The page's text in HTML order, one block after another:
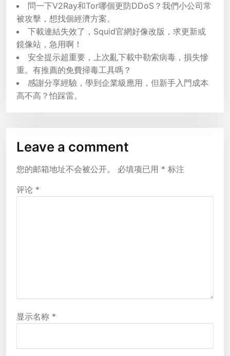
問一下V2Ray和Tor哪個更防DDoS？我們小公司常
被攻擊，想找個經濟方案。
下載連結失效了，Squid官網好像改版，求更新或
鏡像站，急用啊！
安全提示超重要，上次亂下載中勒索病毒，損失慘
重。有推薦的免費掃毒工具嗎？
感謝分享經驗，學到企業級應用，但新手入門成本
高不高？怕踩雷。
Leave a comment
您的邮箱地址不会被公开。 必填项已用 * 标注
评论 *
显示名称 *